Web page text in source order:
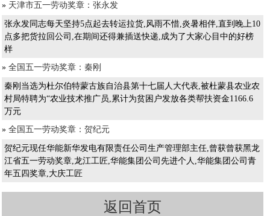
» 天津市五一劳动奖章：张永发
张永发同志每天坚持5点起去转运拉货,风雨不惜,炎暑相伴,直到晚上10
点多把货拉回公司,在期间还得兼插送快递,成为了大家心目中的好榜
样
» 全国五一劳动奖章：秦刚
秦刚当选为杜尔伯特蒙古族自治县第十七届人大代表,被杜蒙县农业农
村局特聘为“农业技术推广员,累计为贫困户发放各类帮扶资金1166.6
万元
» 全国五一劳动奖章：贺纪元
贺纪元现任华能新华发电有限责任公司生产管理部主任,曾获曾获黑龙
江省五一劳动奖章,龙江工匠,华能集团公司先进个人,华能集团公司青
年五四奖章,大庆工匠
返回首页